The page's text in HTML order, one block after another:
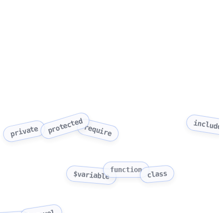
private protectedrequire include
$variablefunction class